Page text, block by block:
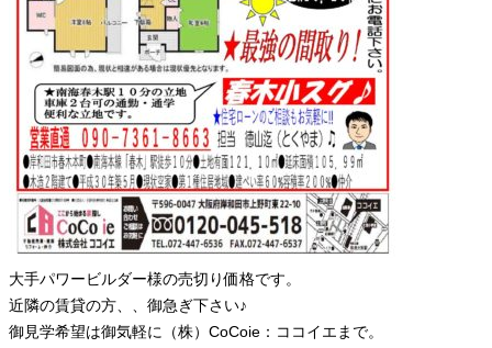
大手パワービルダー様の売切り価格です。
近隣の賃貸の方、、御急ぎ下さい♪
御見学希望は御気軽に（株）CoCoie：ココイエまで。